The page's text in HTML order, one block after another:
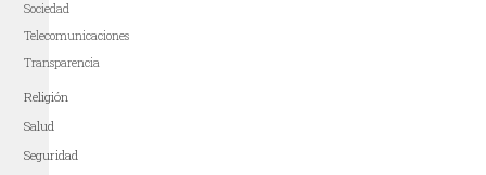
Sociedad
Telecomunicaciones
Transparencia
Religión
Salud
Seguridad